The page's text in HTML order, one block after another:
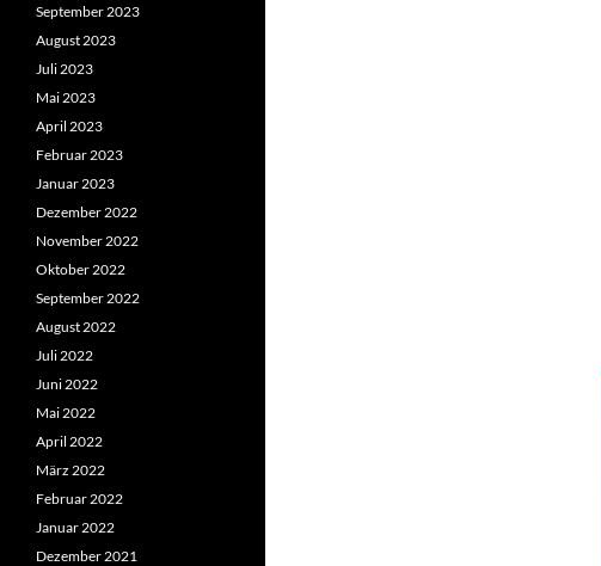
September 2023
August 2023
Juli 2023
Mai 2023
April 2023
Februar 2023
Januar 2023
Dezember 2022
November 2022
Oktober 2022
September 2022
August 2022
Juli 2022
Juni 2022
Mai 2022
April 2022
März 2022
Februar 2022
Januar 2022
Dezember 2021